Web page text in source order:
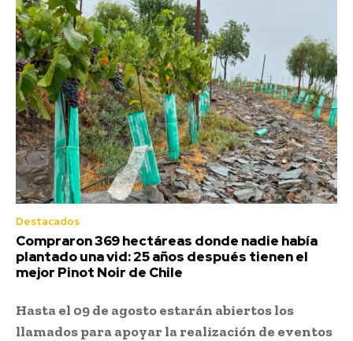
Destacados
Compraron 369 hectáreas donde nadie había
plantado una vid: 25 años después tienen el
mejor Pinot Noir de Chile
Hasta el 09 de agosto estarán abiertos los
llamados para apoyar la realización de eventos